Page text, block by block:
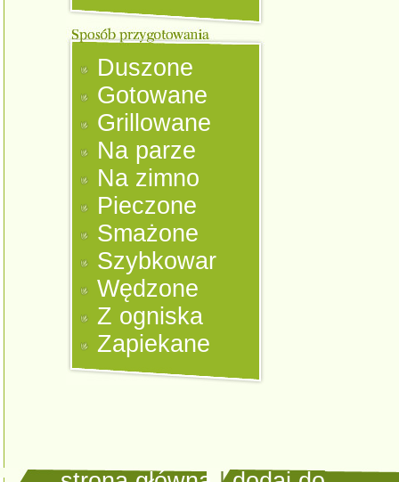
Duszone
Gotowane
Grillowane
Na parze
Na zimno
Pieczone
Smażone
Szybkowar
Wędzone
Z ogniska
Zapiekane